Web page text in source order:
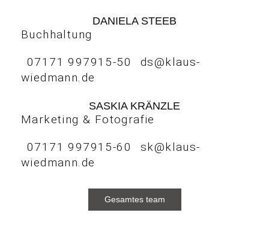
DANIELA STEEB
Buchhaltung
07171 997915-50
ds@klaus-
wiedmann.de
SASKIA KRÄNZLE
Marketing & Fotografie
07171 997915-60
sk@klaus-
wiedmann.de
Gesamtes team